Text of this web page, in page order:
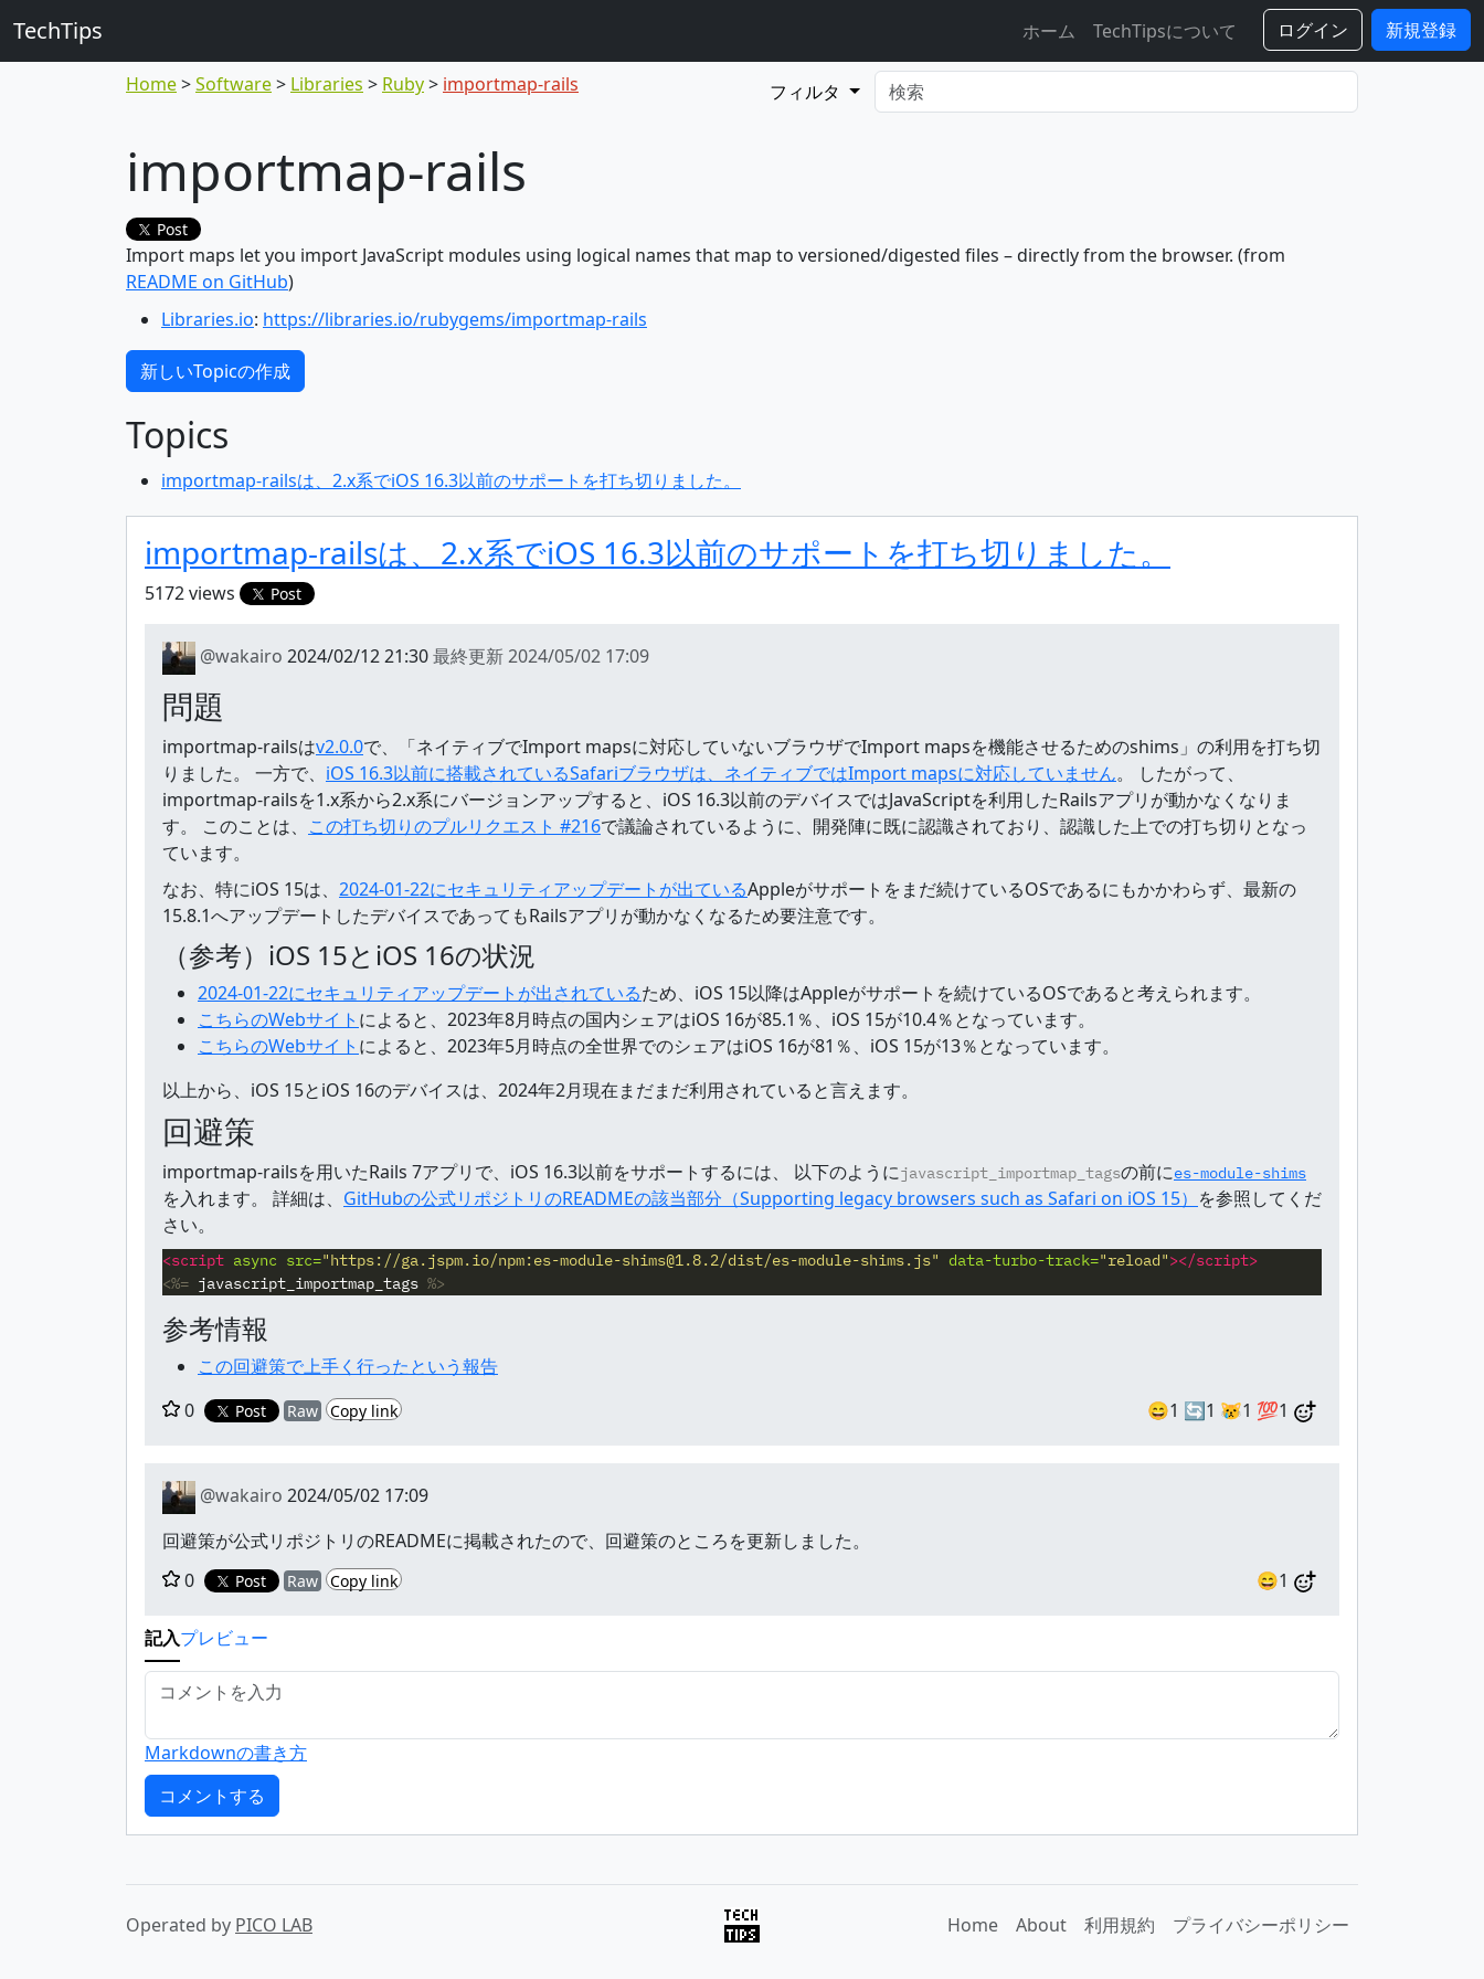
TechTips ホーム TechTipsについて ログイン 新規登録
Home Software Libraries Ruby importmap-rails フィルタ
importmap-rails
Post
Import maps let you import JavaScript modules using logical names that map to versioned/digested files – directly from the browser. (from
README on GitHub)
Libraries.io: https://libraries.io/rubygems/importmap-rails
新しいTopicの作成
Topics
importmap-railsは、2.x系でiOS 16.3以前のサポートを打ち切りました。
importmap-railsは、2.x系でiOS 16.3以前のサポートを打ち切りました。
5172 views Post
@wakairo 2024/02/12 21:30最終更新2024/05/02 17:09
問題
importmap-railsはv2.0.0で、「ネイティブでImport mapsに対応していないブラウザでImport mapsを機能させるためのshims」の利用を打ち切
りました。 一方で、 iOS 16.3以前に搭載されているSafariブラウザは、ネイティブではImport mapsに対応していません。 したがって、
importmap-railsを1.x系から2.x系にバージョンアップすると、iOS 16.3以前のデバイスではJavaScriptを利用したRailsアプリが動かなくなりま
す。 このことは、 この打ち切りのプルリクエスト #216で議論されているように、開発陣に既に認識されており、認識した上での打ち切りとなっ
ています。
なお、特にiOS 15は、 2024-01-22にセキュリティアップデートが出ているAppleがサポートをまだ続けているOSであるにもかかわらず、最新の
15.8.1へアップデートしたデバイスであってもRailsアプリが動かなくなるため要注意です。
（参考）iOS 15とiOS 16の状況
2024-01-22にセキュリティアップデートが出されているため、iOS 15以降はAppleがサポートを続けているOSであると考えられます。
こちらのWebサイト によると、2023年8月時点の国内シェアはiOS 16が85.1％、iOS 15が10.4％となっています。
こちらのWebサイト によると、2023年5月時点の全世界でのシェアはiOS 16が81％、iOS 15が13％となっています。
以上から、iOS 15とiOS 16のデバイスは、2024年2月現在まだまだ利用されていると言えます。
回避策
importmap-railsを用いたRails 7アプリで、iOS 16.3以前をサポートするには、 以下のようにjavascript_importmap_tagsの前にes-module-shims
を入れます。 詳細は、 GitHubの公式リポジトリのREADMEの該当部分（Supporting legacy browsers such as Safari on iOS 15） を参照してくだ
さい。
<script async src="https://ga.jspm.io/npm: es-module-shims@1.8.2/dist/es-module-shims.js" data-turbo-track="reload"></script>
<%= javascript_importmap_tags %>
参考情報
この回避策で上手く行ったという報告
0
Post Raw Copy link 😄1 🔄1 😿1 💯1
@wakairo 2024/05/02 17:09
回避策が公式リポジトリのREADMEに掲載されたので、回避策のところを更新しました。
0
Post Raw Copy link 😄1
記入プレビュー
Markdownの書き方
Operated by PICO LAB Home About 利用規約 プライバシーポリシー